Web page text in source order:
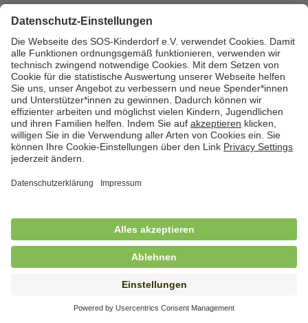
Hauswirtschaftskraft (m/w/d)
in Teilzeit (mind. 20 - max. 30 Std./.Wo.), SOS-
Kinderdorf Essen, Essen
Hauswirtschaftskraft (m/w/d)
Kinderdorf Dortmund, Hagen
Hauswirtschaftskraft (m/w/d) für
in unbefristeter Anstellung, Teilzeit (19,25 Std./Wo.),